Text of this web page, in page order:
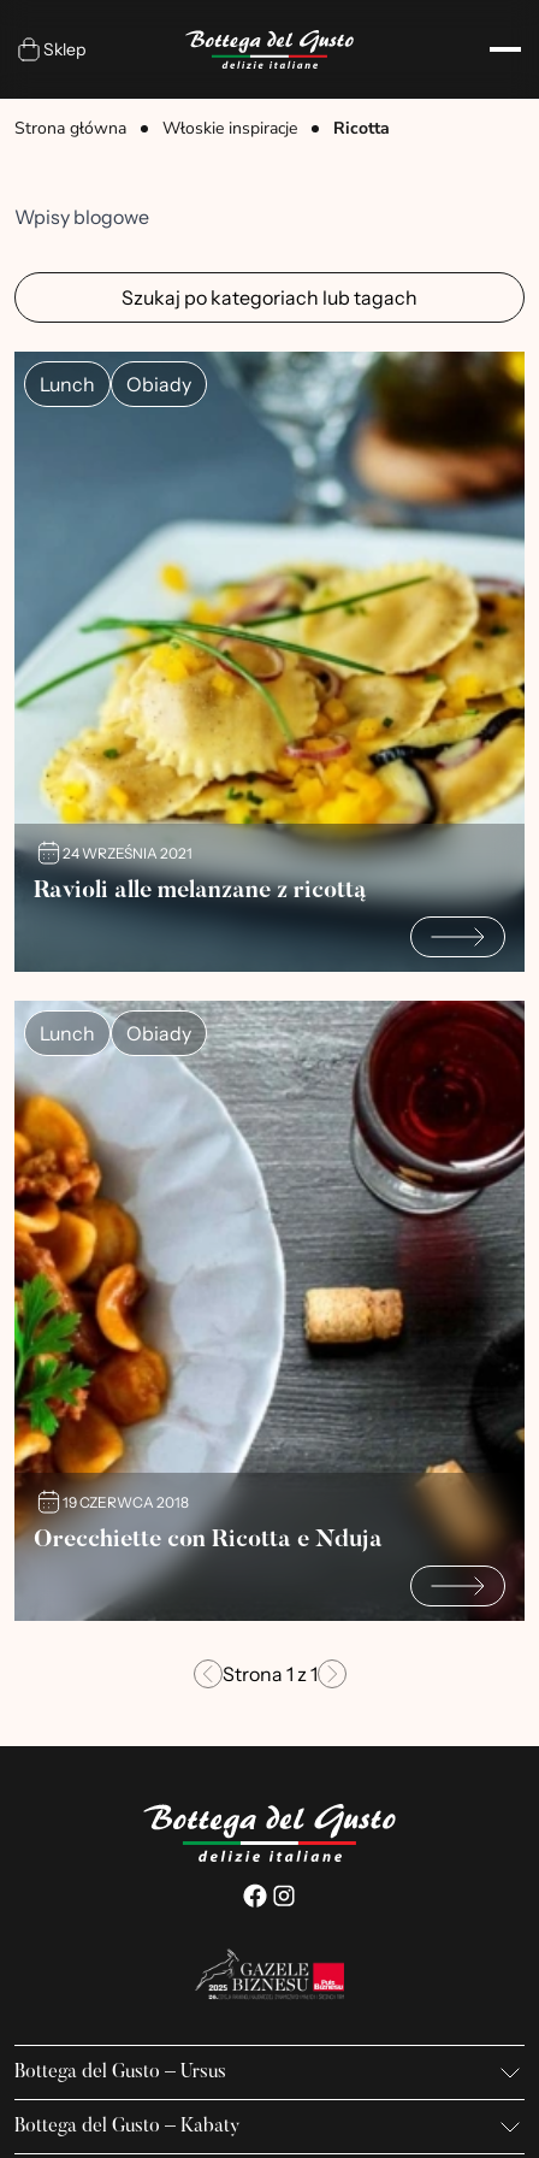
Sklep
Strona główna Włoskie inspiracje Ricotta
Wpisy blogowe
Szukaj po kategoriach lub tagach
Lunch Obiady
24 WRZEŚNIA 2021
Ravioli alle melanzane z ricottą
Lunch Obiady
19 CZERWCA 2018
Orecchiette con Ricotta e Nduja
Strona 1 z1
Bottega del Gusto – Ursus
K. Gierdziejewskiego 7
02-495 Warszawa
Bottega del Gusto – Kabaty